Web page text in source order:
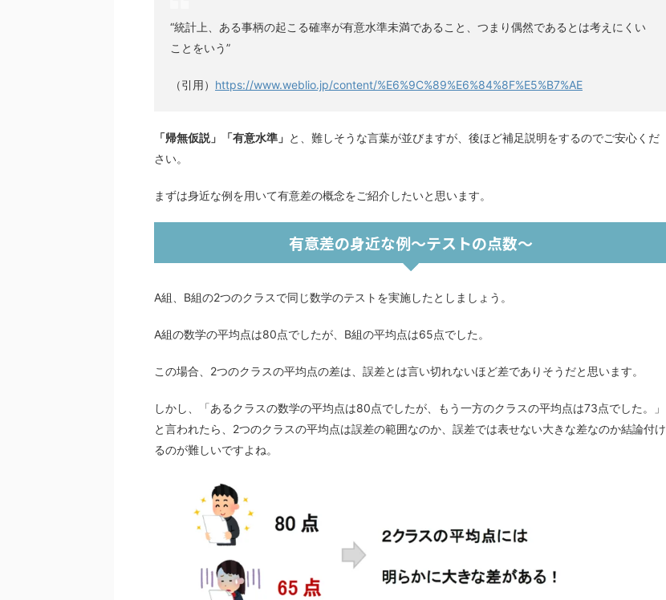
“統計上、ある事柄の起こる確率が有意水準未満であること、つまり偶然であるとは考えにくい
ことをいう”
（引用） https://www.weblio.jp/content/%E6%9C%89%E6%84%8F%E5%B7%AE
「帰無仮説」「有意水準」 と、難しそうな言葉が並びますが、後ほど補足説明をするのでご安心くだ
さい。
まずは身近な例を用いて有意差の概念をご紹介したいと思います。
有意差の身近な例～テストの点数～
A組、B組の2つのクラスで同じ数学のテストを実施したとしましょう。
A組の数学の平均点は80点でしたが、B組の平均点は65点でした。
この場合、2つのクラスの平均点の差は、誤差とは言い切れないほど差でありそうだと思います。
しかし、「あるクラスの数学の平均点は80点でしたが、もう一方のクラスの平均点は73点でした。」
と言われたら、2つのクラスの平均点は誤差の範囲なのか、誤差では表せない大きな差なのか結論付け
るのが難しいですよね。